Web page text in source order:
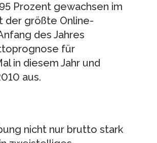
Prozent gewachsen im
der größte Online-
des Jahres
für
in diesem Jahr und
aus.
nicht nur brutto stark